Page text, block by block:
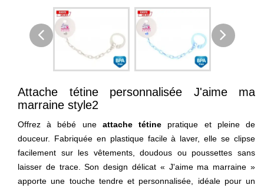
Attache tétine personnalisée J'aime ma
marraine style2
Offrez à bébé une attache tétine pratique et pleine de
douceur. Fabriquée en plastique facile à laver, elle se clipse
facilement sur les vêtements, doudous ou poussettes sans
laisser de trace. Son design délicat « J'aime ma marraine »
apporte une touche tendre et personnalisée, idéale pour un